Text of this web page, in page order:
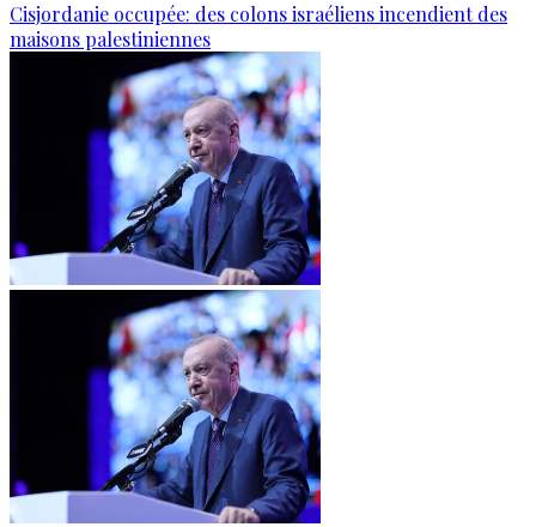
Cisjordanie occupée: des colons israéliens incendient des
maisons palestiniennes